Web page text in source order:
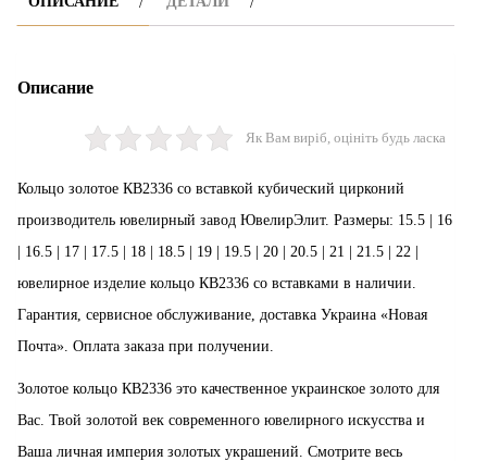
Описание
Як Вам виріб, оцініть будь ласка
Кольцо золотое КВ2336 со вставкой кубический цирконий
производитель ювелирный завод ЮвелирЭлит. Размеры: 15.5 | 16
| 16.5 | 17 | 17.5 | 18 | 18.5 | 19 | 19.5 | 20 | 20.5 | 21 | 21.5 | 22 |
ювелирное изделие кольцо КВ2336 со вставками в наличии.
Гарантия, сервисное обслуживание, доставка Украина «Новая
Почта». Оплата заказа при получении.
Золотое кольцо КВ2336 это качественное украинское золото для
Вас. Твой золотой век современного ювелирного искусства и
Ваша личная империя золотых украшений. Смотрите весь